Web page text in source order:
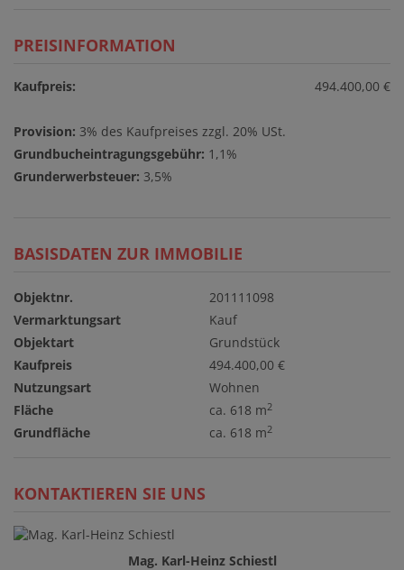
PREISINFORMATION
Kaufpreis: 494.400,00 €
Provision: 3% des Kaufpreises zzgl. 20% USt.
Grundbucheintragungsgebühr: 1,1%
Grunderwerbsteuer: 3,5%
BASISDATEN ZUR IMMOBILIE
Objektnr.
201111098
Vermarktungsart
Kauf
Objektart
Grundstück
Kaufpreis
494.400,00 €
Nutzungsart
Wohnen
Fläche
ca. 618 m2
Grundfläche ca. 618 m2
KONTAKTIEREN SIE UNS
Mag. Karl-Heinz Schiestl